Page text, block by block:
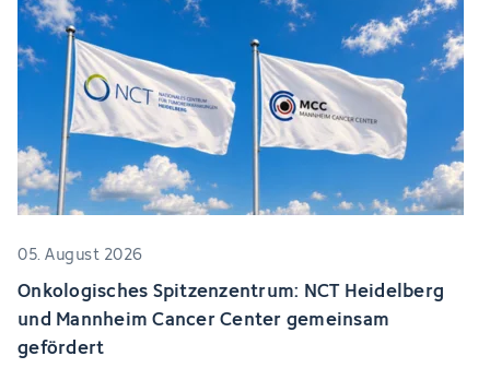
05. August 2026
Onkologisches Spitzenzentrum: NCT Heidelberg
und Mannheim Cancer Center gemeinsam
gefördert